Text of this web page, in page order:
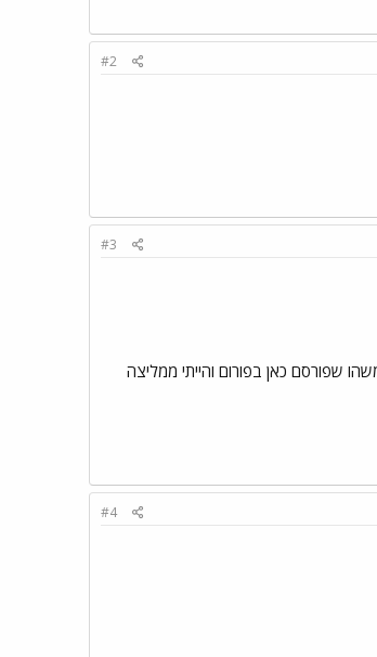
#2
#3
שפורסם כאן בפורום והייתי ממליצה
#4